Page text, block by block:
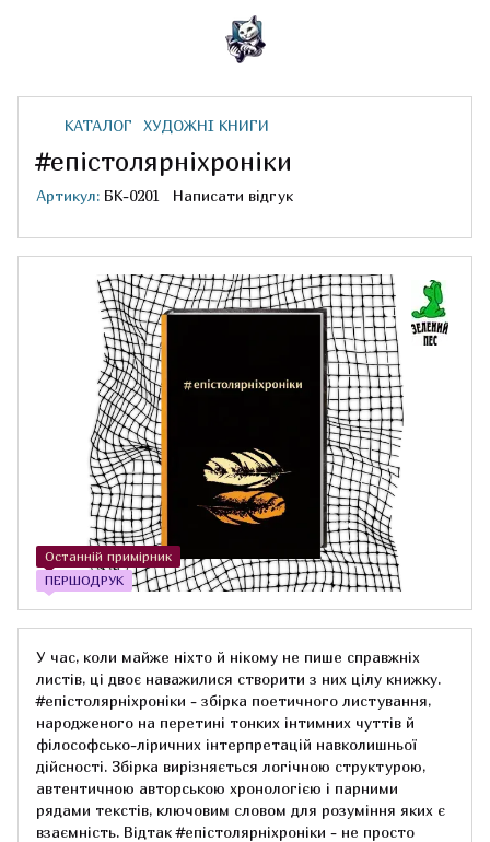
КАТАЛОГ ХУДОЖНІ КНИГИ
#епістолярніхроніки
Артикул: БК-0201 Написати відгук
Останній примірник
ПЕРШОДРУК
У час, коли майже ніхто й нікому не пише справжніх
листів, ці двоє наважилися створити з них цілу книжку.
#епістолярніхроніки - збірка поетичного листування,
народженого на перетині тонких інтимних чуттів й
філософсько-ліричних інтерпретацій навколишньої
дійсності. Збірка вирізняється логічною структурою,
автентичною авторською хронологією і парними
рядами текстів, ключовим словом для розуміння яких є
взаємність. Відтак #епістолярніхроніки - не просто